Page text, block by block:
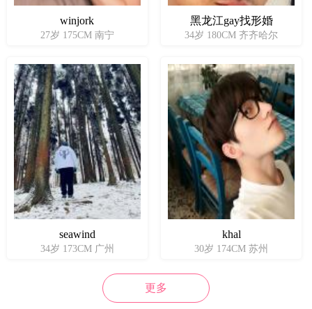
winjork
27岁 175CM 南宁
黑龙江gay找形婚
34岁 180CM 齐齐哈尔
seawind
34岁 173CM 广州
khal
30岁 174CM 苏州
更多